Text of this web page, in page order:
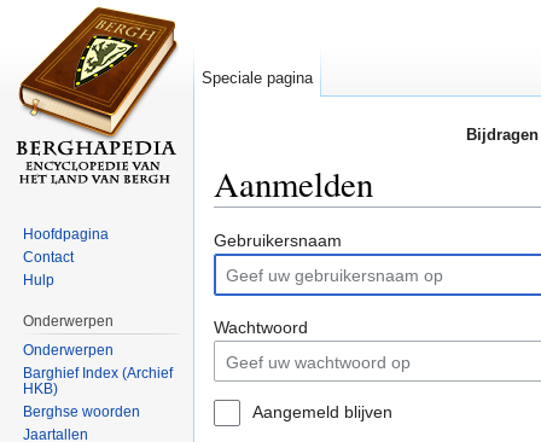
Aanmelden
Gebruikersnaam
Wachtwoord
Aangemeld blijven
Speciale pagina
Hoofdpagina
Contact
Hulp
Onderwerpen
Onderwerpen
Barghief Index (Archief
HKB)
Berghse woorden
Jaartallen